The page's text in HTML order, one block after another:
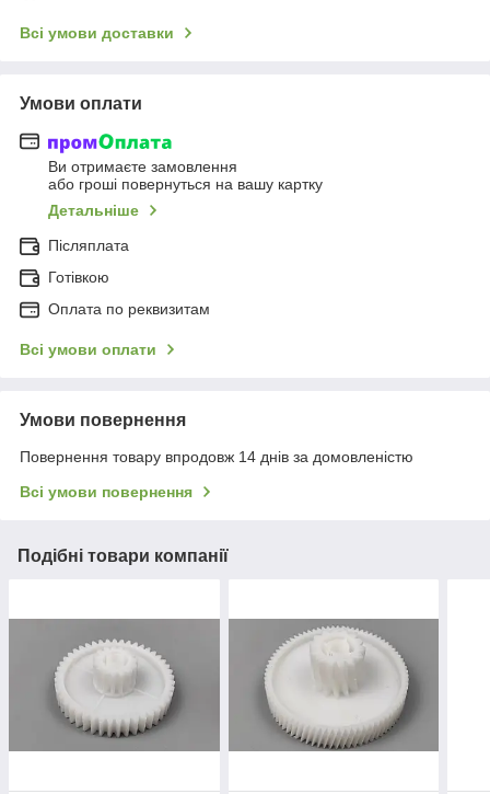
Всі умови доставки
Умови оплати
Ви отримаєте замовлення
або гроші повернуться на вашу картку
Детальніше
Післяплата
Готівкою
Оплата по реквизитам
Всі умови оплати
Умови повернення
Повернення товару впродовж 14 днів за домовленістю
Всі умови повернення
Подібні товари компанії